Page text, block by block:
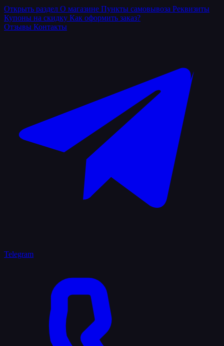
Открыть раздел О магазине Пункты самовывоза Реквизиты
Купоны на скидку Как оформить заказ?
Отзывы Контакты
Telegram